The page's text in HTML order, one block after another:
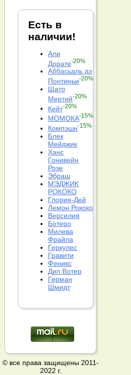
Есть в
наличии!
Али
Дорате-20%
Аббасьаль дэ
Понтиньи-20%
Шато
Мертий-20%
Кейт-20%
МОМОКА-15%
Компэшн-15%
Блек
Мейджик
Ханс
Гонивейн
Розе
Эбраш
МЭДЖИК
РОКОКО
Глория-Дей
Лемон Рококо
Версилия
Ботеро
Милева
Фрайла
Геркулес
Гравити
Феникс
Дип Вотер
Герман
Шмидт
© все права защищены 2011-
2022 г.